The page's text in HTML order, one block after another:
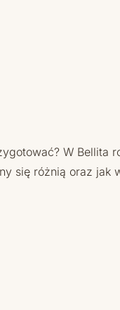
W Bellita
się różnią oraz jak